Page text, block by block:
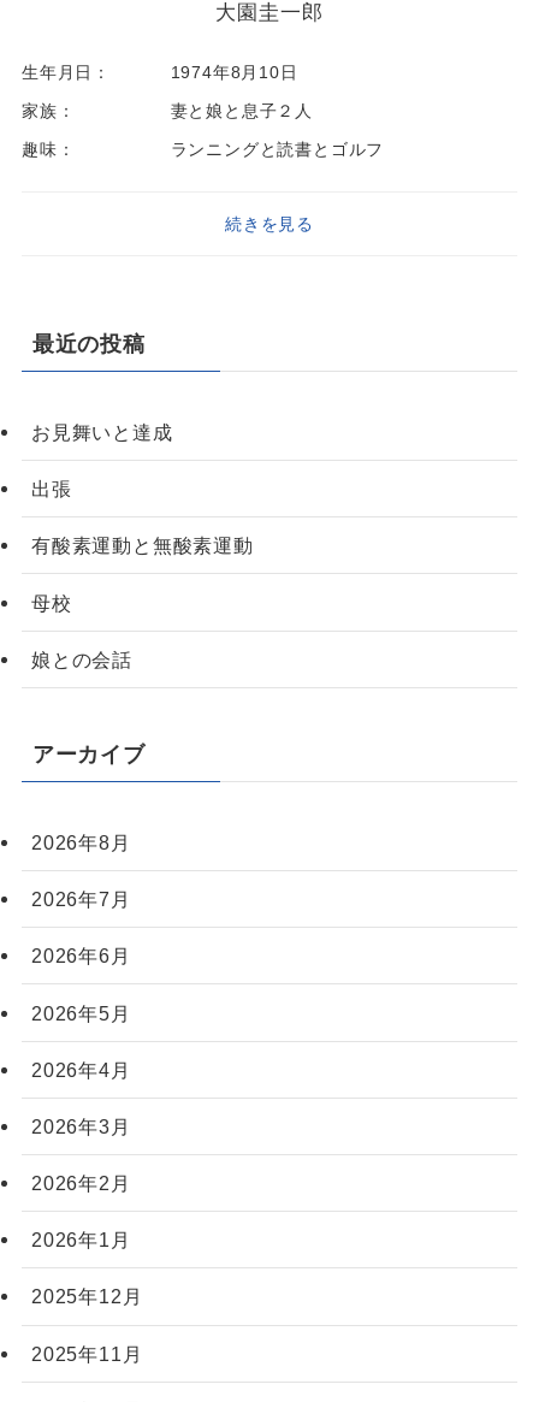
大園圭一郎
生年月日：
1974年8月10日
家族：
妻と娘と息子２人
趣味：
ランニングと読書とゴルフ
続きを見る
最近の投稿
お見舞いと達成
出張
有酸素運動と無酸素運動
母校
娘との会話
アーカイブ
2026年8月
2026年7月
2026年6月
2026年5月
2026年4月
2026年3月
2026年2月
2026年1月
2025年12月
2025年11月